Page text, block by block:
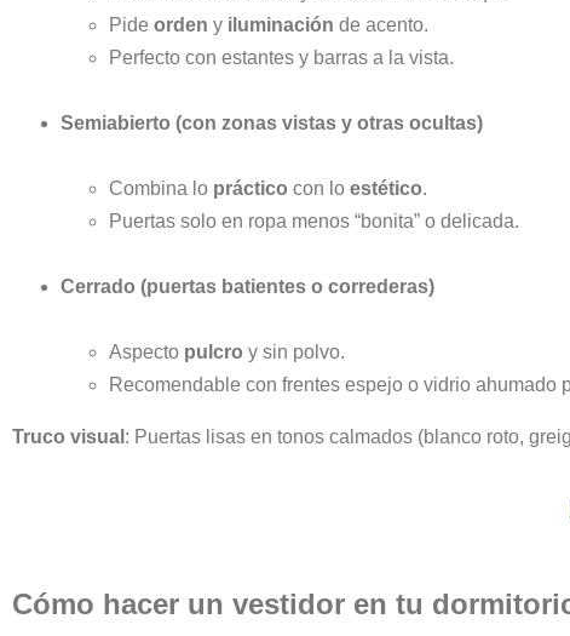
Pide orden y iluminación de acento.
Perfecto con estantes y barras a la vista.
Semiabierto (con zonas vistas y otras ocultas)
Combina lo práctico con lo estético.
Puertas solo en ropa menos “bonita” o delicada.
Cerrado (puertas batientes o correderas)
Aspecto pulcro y sin polvo.
Recomendable con frentes espejo o vidrio ahumado
Truco visual : Puertas lisas en tonos calmados (blanco roto,
Cómo hacer un vestidor en tu